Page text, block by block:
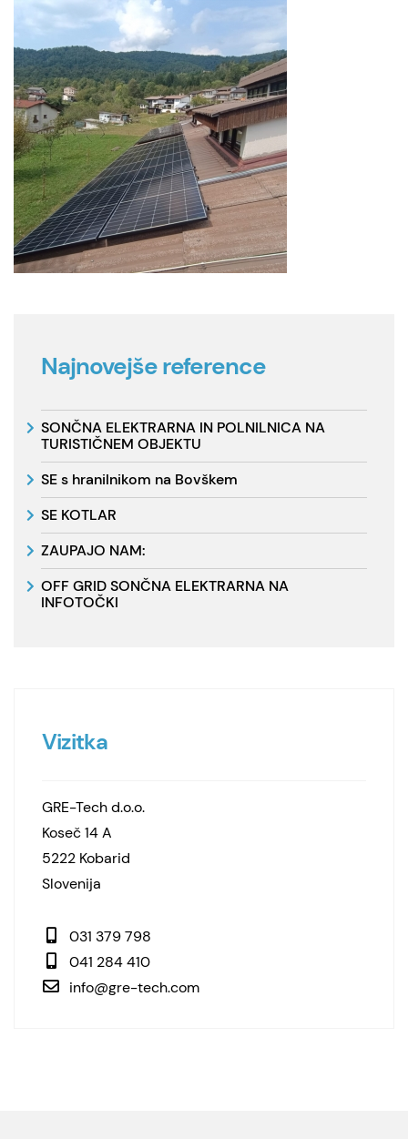
Najnovejše reference
SONČNA ELEKTRARNA IN POLNILNICA NA
TURISTIČNEM OBJEKTU
SE s hranilnikom na Bovškem
SE KOTLAR
ZAUPAJO NAM:
OFF GRID SONČNA ELEKTRARNA NA
INFOTOČKI
Vizitka
GRE-Tech d.o.o.
Koseč 14 A
5222 Kobarid
Slovenija
031 379 798
041 284 410
info@gre-tech.com